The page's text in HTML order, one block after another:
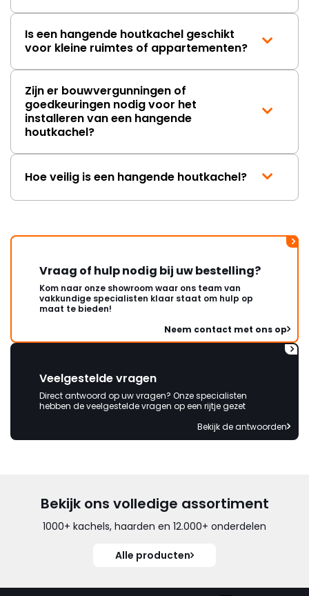
Is een hangende houtkachel geschikt
voor kleine ruimtes of appartementen?
Zijn er bouwvergunningen of
goedkeuringen nodig voor het
installeren van een hangende
houtkachel?
Hoe veilig is een hangende houtkachel?
Vraag of hulp nodig bij uw bestelling?
Kom naar onze showroom waar ons team van
vakkundige specialisten klaar staat om hulp op
maat te bieden!
Neem contact met ons op
Veelgestelde vragen
Direct antwoord op uw vragen? Onze specialisten
hebben de veelgestelde vragen op een rijtje gezet
Bekijk de antwoorden
Bekijk ons volledige assortiment
1000+ kachels, haarden en 12.000+ onderdelen
Alle producten